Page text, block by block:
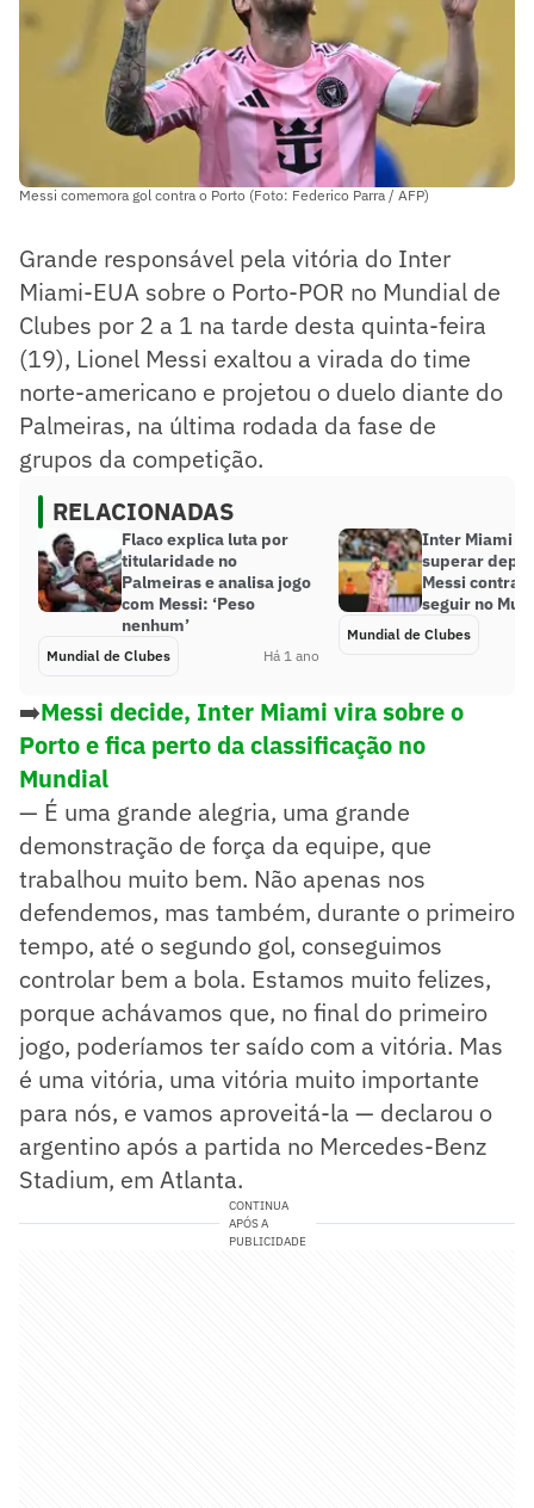
Messi comemora gol contra o Porto (Foto: Federico Parra / AFP)
Grande responsável pela vitória do Inter
Miami-EUA sobre o Porto-POR no Mundial de
Clubes por 2 a 1 na tarde desta quinta-feira
(19), Lionel Messi exaltou a virada do time
norte-americano e projetou o duelo diante do
Palmeiras, na última rodada da fase de
grupos da competição.
RELACIONADAS
Flaco explica luta por
titularidade no
Palmeiras e analisa jogo
com Messi: ‘Peso
nenhum’
Mundial de Clubes Há 1 ano
Inter Miami
superar
Messi contra
seguir no
Mundial de Clubes
➡️Messi decide, Inter Miami vira sobre o
Porto e fica perto da classificação no
Mundial
— É uma grande alegria, uma grande
demonstração de força da equipe, que
trabalhou muito bem. Não apenas nos
defendemos, mas também, durante o primeiro
tempo, até o segundo gol, conseguimos
controlar bem a bola. Estamos muito felizes,
porque achávamos que, no final do primeiro
jogo, poderíamos ter saído com a vitória. Mas
é uma vitória, uma vitória muito importante
para nós, e vamos aproveitá-la — declarou o
argentino após a partida no Mercedes-Benz
Stadium, em Atlanta.
CONTINUA
APÓS A
PUBLICIDADE